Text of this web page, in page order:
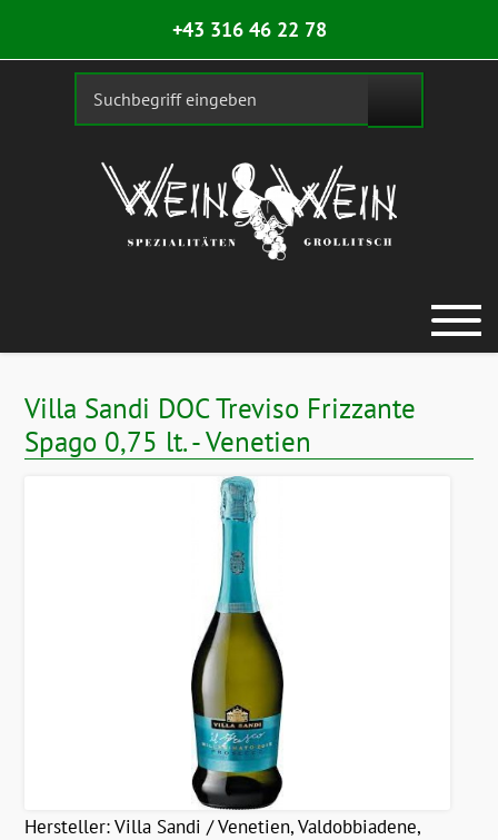
+43 316 46 22 78
Villa Sandi DOC Treviso Frizzante
Spago 0,75 lt. - Venetien
Hersteller:Villa Sandi / Venetien, Valdobbiadene,